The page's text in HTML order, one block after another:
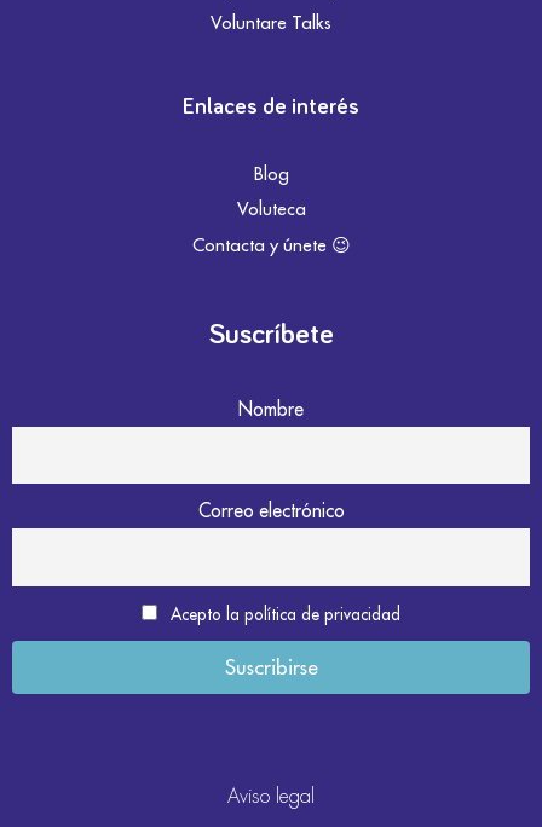
Voluntare Talks
Enlaces de interés
Blog
Voluteca
Contacta y únete 😉
Suscríbete
Nombre
Correo electrónico
Acepto la política de privacidad
Aviso legal